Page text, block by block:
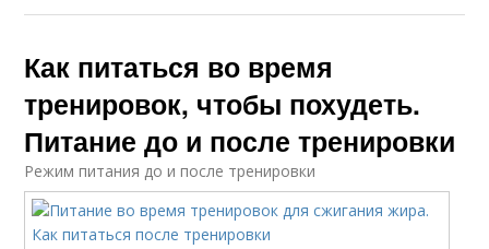
Как питаться во время
тренировок, чтобы похудеть.
Питание до и после тренировки
Режим питания до и после тренировки